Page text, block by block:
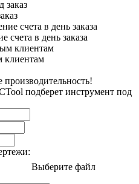
счета в день заказа
клиентам
производительность!
подберет инструмент под
Выберите файл